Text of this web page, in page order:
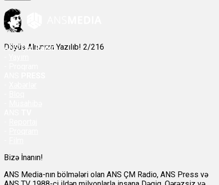
Döyüş Alnınıza Yazılıb! 2/216
ANSÇM Radio
Bizə İnanın!
ANS Media-nın bölmələri olan ANS ÇM Radio, ANS Press və